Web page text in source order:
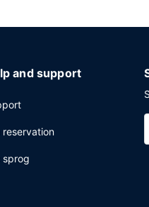
and support
reservation
sprog